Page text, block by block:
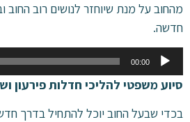
מהחוב על מנת שיוחזר לנושים רוב החוב
חדשה.
אודיו
00:00
סיוע משפטי להליכי חדלות פירעון
בכדי שבעל החוב יוכל להתחיל בדרך